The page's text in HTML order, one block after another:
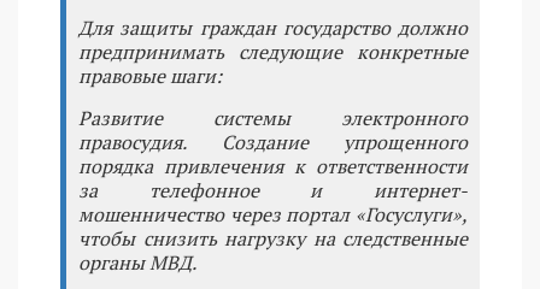
Для защиты граждан государство должно
предпринимать следующие конкретные
правовые шаги:
Развитие системы электронного
правосудия. Создание упрощенного
порядка привлечения к ответственности
за телефонное и интернет-
мошенничество через портал «Госуслуги»,
чтобы снизить нагрузку на следственные
органы МВД.